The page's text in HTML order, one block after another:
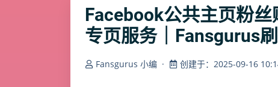
Facebook公共主页粉
专页服务｜Fansgurus
Fansgurus 小编 · 创建于：2025-09-16